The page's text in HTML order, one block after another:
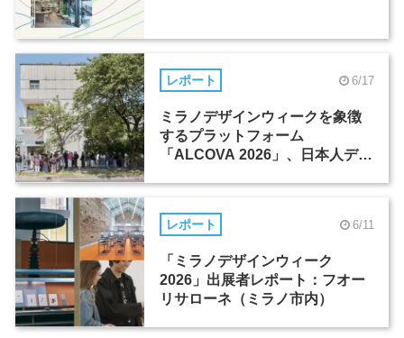
レポート 6/17
ミラノデザインウィークを象徴
するプラットフォーム
「ALCOVA 2026」、日本人デザ
レポート 6/11
「ミラノデザインウィーク
2026」出展者レポート：フオー
リサローネ（ミラノ市内）